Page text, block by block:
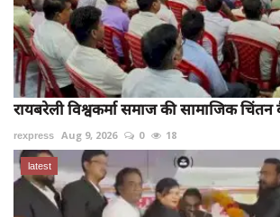
रायबरेली विश्वकर्मा समाज की सामाजिक
rexpress Aug 9, 2026 0 18
latest